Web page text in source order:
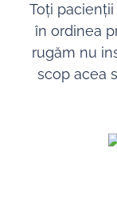
Toți
în ordinea
rugăm nu
scop acea